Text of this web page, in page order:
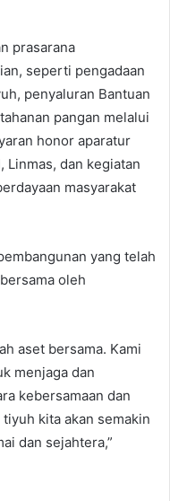
prasarana
seperti pengadaan
penyaluran Bantuan
pangan melalui
honor aparatur
Linmas, dan kegiatan
masyarakat
yang telah
oleh
aset bersama. Kami
menjaga dan
kebersamaan dan
kita akan semakin
dan sejahtera,”